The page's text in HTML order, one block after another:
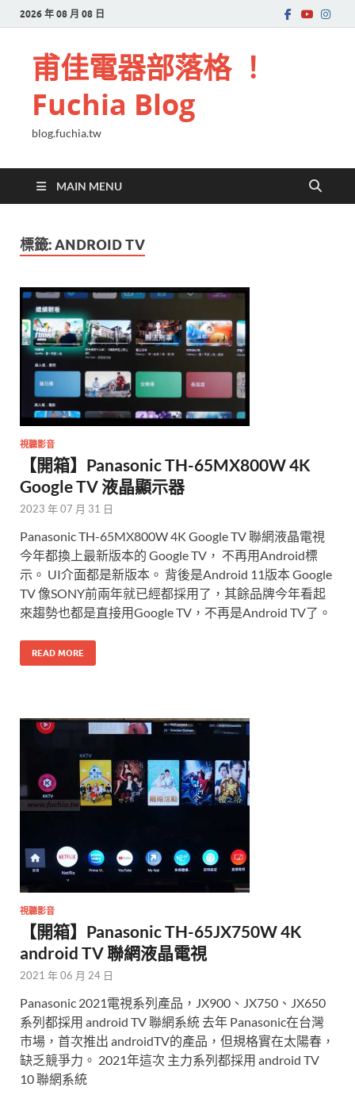
2026 年 08 月 08 日
甫佳電器部落格 ！
Fuchia Blog
blog.fuchia.tw
MAIN MENU
標籤:ANDROID TV
視聽影音
【開箱】Panasonic TH-65MX800W 4K
Google TV 液晶顯示器
2023 年 07 月 31 日
Panasonic TH-65MX800W 4K Google TV 聯網液晶電視
今年都換上最新版本的 Google TV， 不再用Android標
示。 UI介面都是新版本。 背後是Android 11版本 Google
TV 像SONY前兩年就已經都採用了，其餘品牌今年看起
來趨勢也都是直接用Google TV，不再是Android TV了。
READ MORE
視聽影音
【開箱】Panasonic TH-65JX750W 4K
android TV 聯網液晶電視
2021 年 06 月 24 日
Panasonic 2021電視系列產品，JX900、JX750、JX650
系列都採用 android TV 聯網系統 去年 Panasonic在台灣
市場，首次推出 androidTV的產品，但規格實在太陽春，
缺乏競爭力。 2021年這次 主力系列都採用 android TV
10 聯網系統